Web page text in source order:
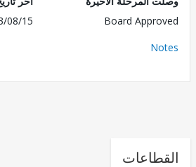
Board
2023/08/15